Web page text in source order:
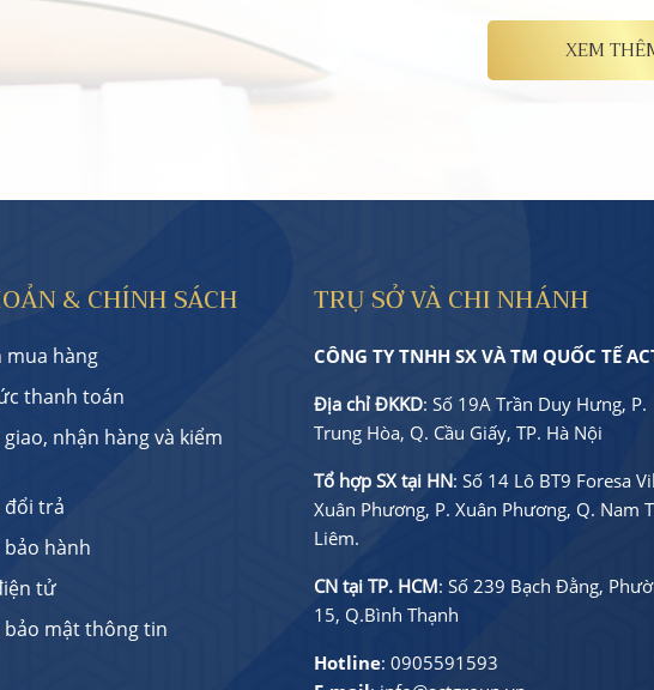
XEM
& CHÍNH SÁCH
mua hàng
thanh toán
nhận hàng và kiểm
đổi trả
bảo hành
tử
bảo mật thông tin
TRỤ SỞ VÀ CHI NHÁNH
CÔNG TY TNHH SX VÀ TM QUỐC TẾ
Địa chỉ ĐKKD: Số 19A Trần Duy Hưng, P.
Trung Hòa, Q. Cầu Giấy, TP. Hà Nội
Tổ hợp SX tại HN: Số 14 Lô BT9 Foresa
Xuân Phương, P. Xuân Phương, Q. Nam
Liêm.
CN tại TP. HCM: Số 239 Bạch Đằng,
15, Q.Bình Thạnh
Hotline: 0905591593